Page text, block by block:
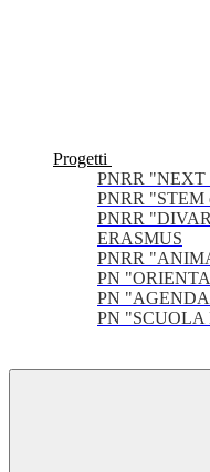
Progetti
PNRR "NEXT
PNRR "STEM
PNRR
ERASMUS
PNRR
PN
PN
PN "SCUOLA